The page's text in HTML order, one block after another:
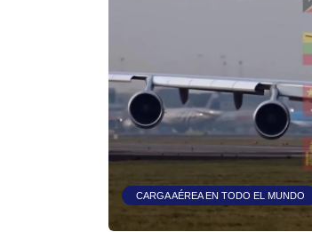
CARGA AÉREA EN TODO EL MUNDO